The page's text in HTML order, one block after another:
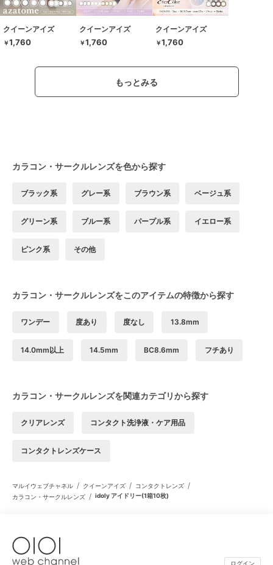
クイーンアイズ
￥1,760
クイーンアイズ
￥1,760
クイーンアイズ
￥1,760
もっとみる
カラコン・サークルレンズを色から探す
ブラック系 グレー系 ブラウン系 ベージュ系
グリーン系 ブルー系 パープル系 イエロー系
ピンク系 その他
カラコン・サークルレンズをこのアイテムの特徴から探す
ワンデー 度あり 度なし 13.8mm
14.0mm以上 14.5mm BC8.6mm フチあり
カラコン・サークルレンズを関連カテゴリから探す
クリアレンズ コンタクト洗浄液・ケア用品
コンタクトレンズケース
マルイウェブチャネル / クイーンアイズ / コンタクトレンズ /
カラコン・サークルレンズ / idoly アイドリー(1箱10枚)
ログイン